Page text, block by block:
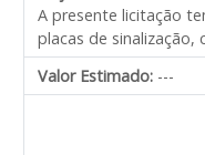
A presente licitação
placas de sinalização,
Valor Estimado: ---